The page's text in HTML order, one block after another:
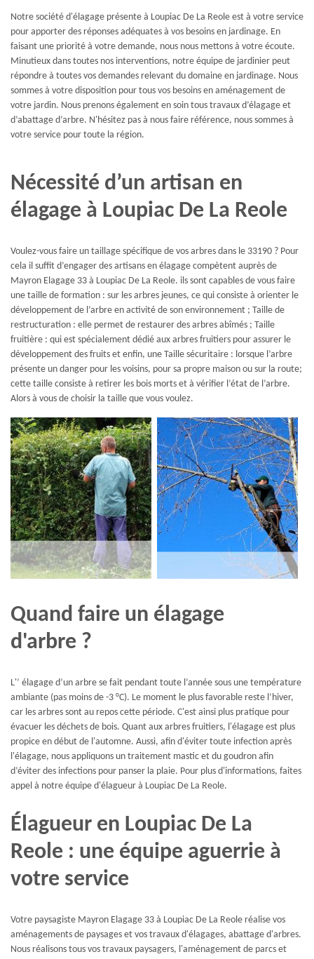
Notre société d'élagage présente à Loupiac De La Reole est à votre service
pour apporter des réponses adéquates à vos besoins en jardinage. En
faisant une priorité à votre demande, nous nous mettons à votre écoute.
Minutieux dans toutes nos interventions, notre équipe de jardinier peut
répondre à toutes vos demandes relevant du domaine en jardinage. Nous
sommes à votre disposition pour tous vos besoins en aménagement de
votre jardin. Nous prenons également en soin tous travaux d’élagage et
d’abattage d’arbre. N'hésitez pas à nous faire référence, nous sommes à
votre service pour toute la région.
Nécessité d’un artisan en
élagage à Loupiac De La Reole
Voulez-vous faire un taillage spécifique de vos arbres dans le 33190 ? Pour
cela il suffit d’engager des artisans en élagage compètent auprès de
Mayron Elagage 33 à Loupiac De La Reole. ils sont capables de vous faire
une taille de formation : sur les arbres jeunes, ce qui consiste à orienter le
développement de l’arbre en activité de son environnement ; Taille de
restructuration : elle permet de restaurer des arbres abîmés ; Taille
fruitière : qui est spécialement dédié aux arbres fruitiers pour assurer le
développement des fruits et enfin, une Taille sécuritaire : lorsque l’arbre
présente un danger pour les voisins, pour sa propre maison ou sur la route;
cette taille consiste à retirer les bois morts et à vérifier l’état de l’arbre.
Alors à vous de choisir la taille que vous voulez.
Quand faire un élagage
d'arbre ?
L'’ élagage d’un arbre se fait pendant toute l’année sous une température
ambiante (pas moins de -3 °C). Le moment le plus favorable reste l’hiver,
car les arbres sont au repos cette période. C'est ainsi plus pratique pour
évacuer les déchets de bois. Quant aux arbres fruitiers, l'élagage est plus
propice en début de l'automne. Aussi, afin d'éviter toute infection après
l'élagage, nous appliquons un traitement mastic et du goudron afin
d’éviter des infections pour panser la plaie. Pour plus d'informations, faites
appel à notre équipe d'élagueur à Loupiac De La Reole.
Élagueur en Loupiac De La
Reole : une équipe aguerrie à
votre service
Votre paysagiste Mayron Elagage 33 à Loupiac De La Reole réalise vos
aménagements de paysages et vos travaux d'élagages, abattage d'arbres.
Nous réalisons tous vos travaux paysagers, l'aménagement de parcs et